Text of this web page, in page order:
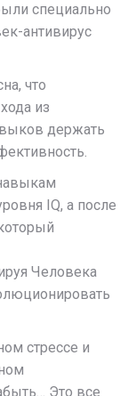
специально
антивирус
что
из
держать
IQ, а после
Человека
стрессе и
Это все